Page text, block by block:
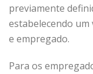
previamente
estabelecendo
e empregado.
Para os